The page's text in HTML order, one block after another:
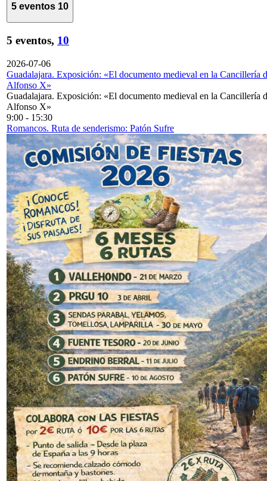
5 eventos 10
5 eventos, 10
2026-07-06
Guadalajara. Exposición: «El documento medieval en la Cancillería
Alfonso X»
Guadalajara. Exposición: «El documento medieval en la Cancillería
Alfonso X»
9:00 - 15:30
Romancos. Ruta de senderismo: Patón Sufre